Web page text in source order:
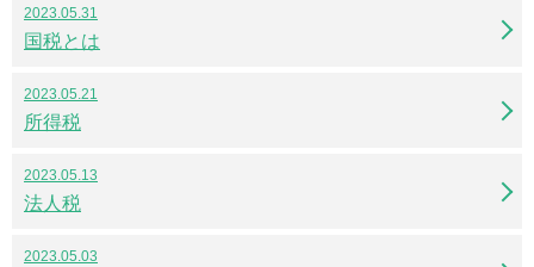
2023.05.31
国税とは
2023.05.21
所得税
2023.05.13
法人税
2023.05.03